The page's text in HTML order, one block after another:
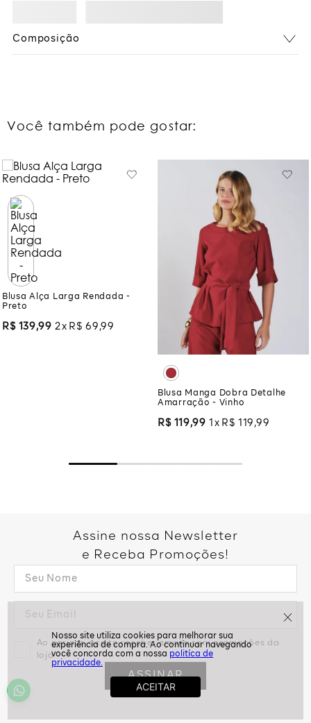
politíca de
privacidade.
Composição
Você também pode gostar:
Blusa Alça Larga Rendada -
Preto
R$ 139,99 2 R$ 69 ,99
Blusa Manga Dobra Detalhe
Amarração - Vinho
R$ 119,99 1 R$ 119 ,99
Assine nossa Newsletter
e Receba Promoções!
Ao assinar, aceito receber emails com promoções da
loja
ASSINAR